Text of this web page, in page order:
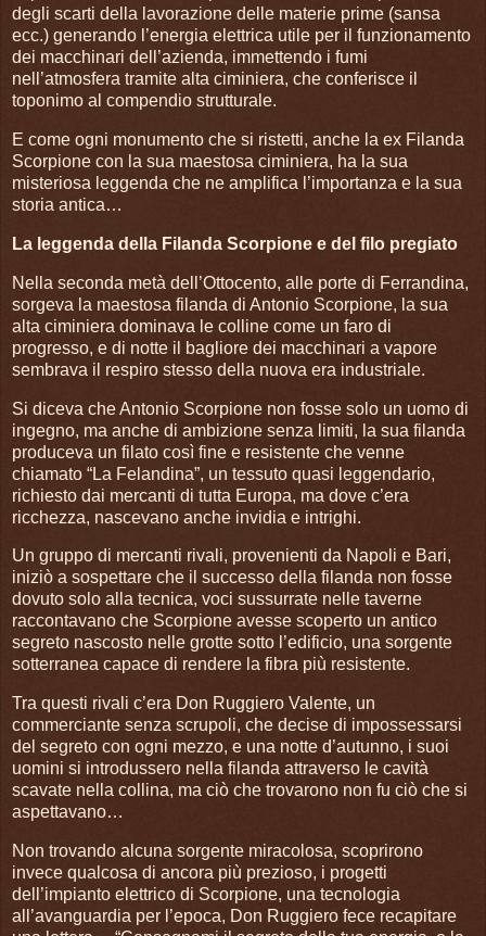
degli scarti della lavorazione delle materie prime (sansa
ecc.) generando l’energia elettrica utile per il funzionamento
dei macchinari dell’azienda, immettendo i fumi
nell’atmosfera tramite alta ciminiera, che conferisce il
toponimo al compendio strutturale.
E come ogni monumento che si ristetti, anche la ex Filanda
Scorpione con la sua maestosa ciminiera, ha la sua
misteriosa leggenda che ne amplifica l’importanza e la sua
storia antica…
La leggenda della Filanda Scorpione e del filo pregiato
Nella seconda metà dell’Ottocento, alle porte di Ferrandina,
sorgeva la maestosa filanda di Antonio Scorpione, la sua
alta ciminiera dominava le colline come un faro di
progresso, e di notte il bagliore dei macchinari a vapore
sembrava il respiro stesso della nuova era industriale.
Si diceva che Antonio Scorpione non fosse solo un uomo di
ingegno, ma anche di ambizione senza limiti, la sua filanda
produceva un filato così fine e resistente che venne
chiamato “La Felandina”, un tessuto quasi leggendario,
richiesto dai mercanti di tutta Europa, ma dove c’era
ricchezza, nascevano anche invidia e intrighi.
Un gruppo di mercanti rivali, provenienti da Napoli e Bari,
iniziò a sospettare che il successo della filanda non fosse
dovuto solo alla tecnica, voci sussurrate nelle taverne
raccontavano che Scorpione avesse scoperto un antico
segreto nascosto nelle grotte sotto l’edificio, una sorgente
sotterranea capace di rendere la fibra più resistente.
Tra questi rivali c’era Don Ruggiero Valente, un
commerciante senza scrupoli, che decise di impossessarsi
del segreto con ogni mezzo, e una notte d’autunno, i suoi
uomini si introdussero nella filanda attraverso le cavità
scavate nella collina, ma ciò che trovarono non fu ciò che si
aspettavano…
Non trovando alcuna sorgente miracolosa, scoprirono
invece qualcosa di ancora più prezioso, i progetti
dell’impianto elettrico di Scorpione, una tecnologia
all’avanguardia per l’epoca, Don Ruggiero fece recapitare